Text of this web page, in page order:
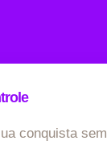
conquista sem